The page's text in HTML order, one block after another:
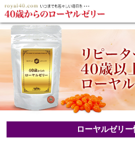
ローヤルゼリー